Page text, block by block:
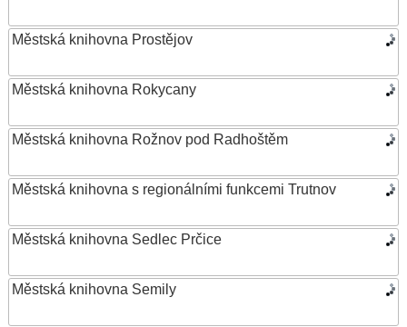
Městská knihovna Prostějov
Městská knihovna Rokycany
Městská knihovna Rožnov pod Radhoštěm
Městská knihovna s regionálními funkcemi Trutnov
Městská knihovna Sedlec Prčice
Městská knihovna Semily